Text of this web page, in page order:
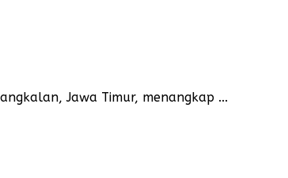
Jawa Timur, menangkap ...